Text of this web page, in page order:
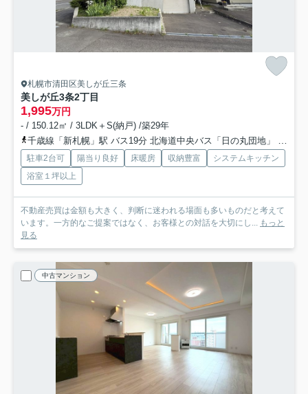
札幌市清田区美しが丘三条
美しが丘3条2丁目
1,995万円
- / 150.12㎡ / 3LDK＋S(納戸) /築29年
千歳線「新札幌」駅 バス19分 北海道中央バス「日の丸団地」 停歩12分
駐車2台可 陽当り良好 床暖房 収納豊富
システムキッチン
浴室１坪以上
不動産売買は金額も大きく、判断に迷われる場面も多いものだと考えて
います。一方的なご提案ではなく、お客様との対話を大切にし... もっと
見る
中古マンション